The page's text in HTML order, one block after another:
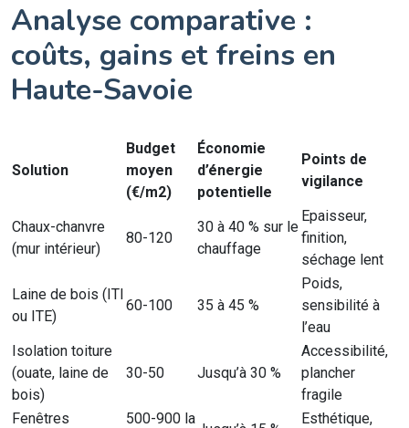
Analyse comparative :
coûts, gains et freins en
Haute-Savoie
Solution
Budget
moyen
(€/m2)
Économie
d’énergie
potentielle
Points de
vigilance
Chaux-chanvre
(mur intérieur)
80-120
30 à 40 % sur le
chauffage
Epaisseur,
finition,
séchage lent
Laine de bois (ITI
ou ITE)
60-100 35 à 45 %
Poids,
sensibilité à
l’eau
Isolation toiture
(ouate, laine de
bois)
30-50 Jusqu’à 30 %
Accessibilité,
plancher
fragile
Fenêtres
500-900 la Esthétique,